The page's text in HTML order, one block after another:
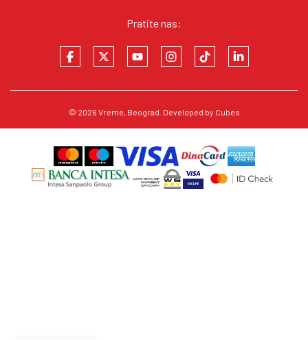
Pratite nas:
© 2026 Vreme, Beograd. Developed by Cubes